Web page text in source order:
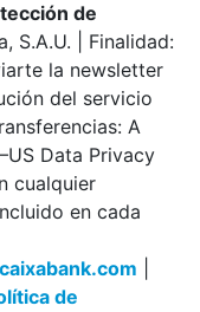
de
S.A.U. | Finalidad:
la newsletter
del servicio
A
Data Privacy
cualquier
en cada
de